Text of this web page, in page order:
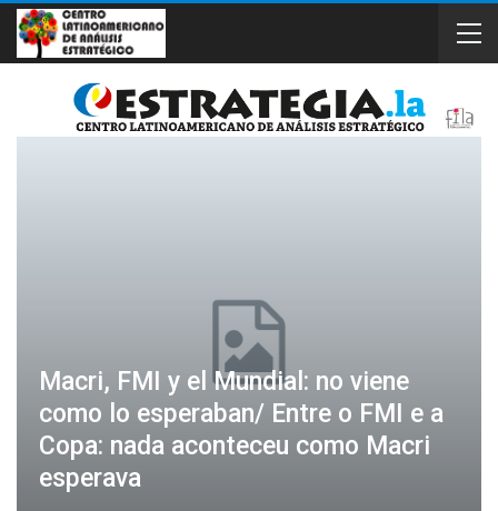
Macri, FMI y el Mundial: no viene
como lo esperaban/ Entre o FMI e a
Copa: nada aconteceu como Macri
esperava